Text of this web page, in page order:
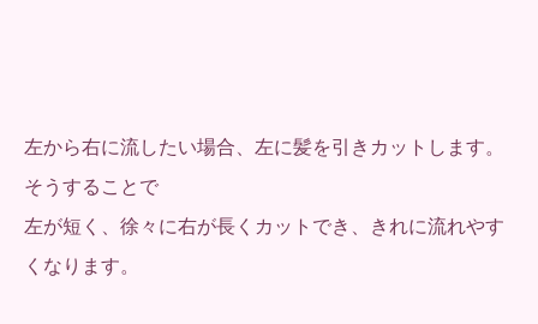
左から右に流したい場合、左に髪を引きカットします。
そうすることで
左が短く、徐々に右が長くカットでき、きれに流れやす
くなります。